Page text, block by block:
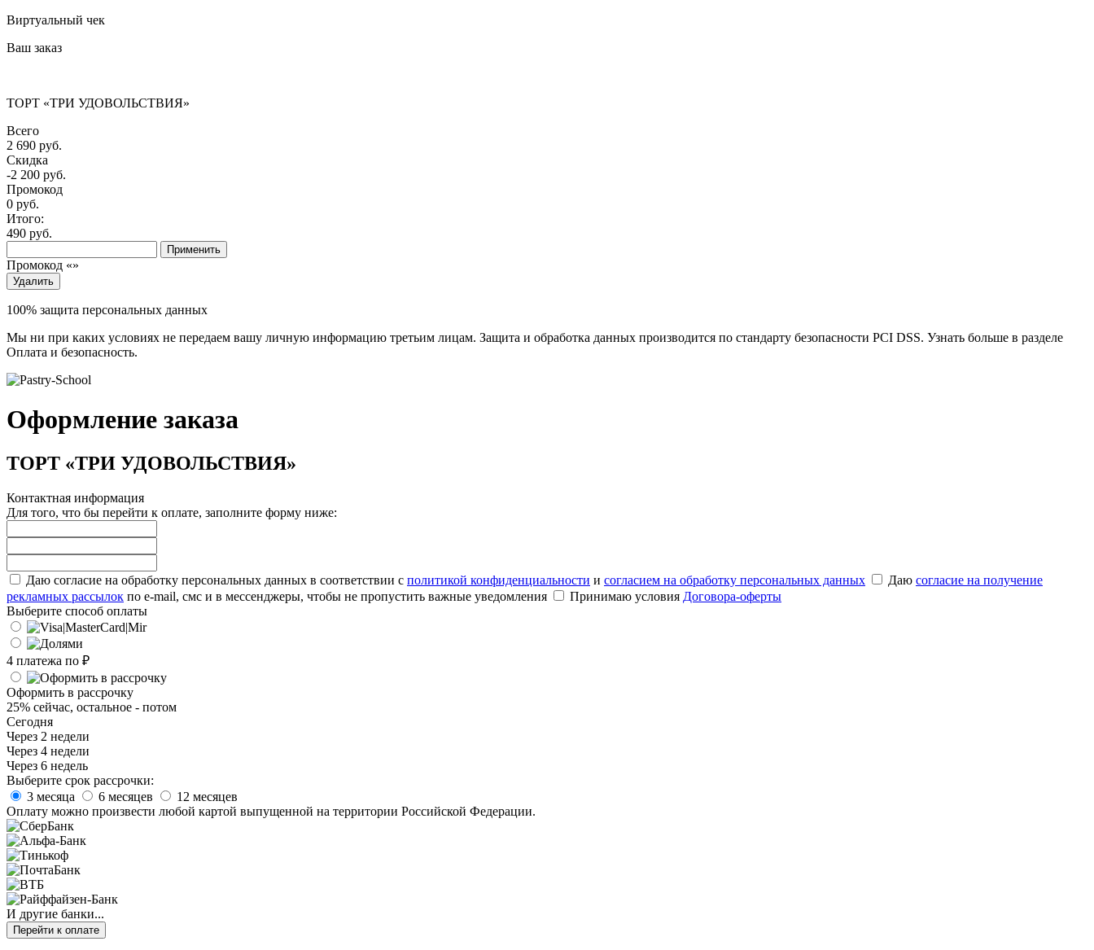
Виртуальный чек
Ваш заказ
ТОРТ «ТРИ УДОВОЛЬСТВИЯ»
Всего
2 690 руб.
Скидка
-2 200 руб.
Промокод
0 руб.
Итого:
490 руб.
Применить
Промокод «»
Удалить
100% защита персональных данных
Мы ни при каких условиях не передаем вашу личную информацию третьим лицам. Защита и обработка данных производится по стандарту безопасности PCI DSS. Узнать больше в разделе
Оплата и безопасность.
Оформление заказа
ТОРТ «ТРИ УДОВОЛЬСТВИЯ»
Контактная информация
Для того, что бы перейти к оплате, заполните форму ниже:
Даю согласие на обработку персональных данных в соответствии с политикой конфиденциальности и согласием на обработку персональных данных Даю согласие на получение
рекламных рассылок по e-mail, смс и в мессенджеры, чтобы не пропустить важные уведомления Принимаю условия Договора-оферты
Выберите способ оплаты
4 платежа по ₽
Оформить в рассрочку
25% сейчас, остальное - потом
Сегодня
Через 2 недели
Через 4 недели
Через 6 недель
Выберите срок рассрочки:
3 месяца
6 месяцев
12 месяцев
Оплату можно произвести любой картой выпущенной на территории Российской Федерации.
И другие банки...
Перейти к оплате